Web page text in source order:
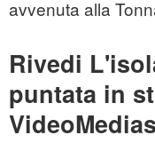
avvenuta alla
Rivedi
puntata in